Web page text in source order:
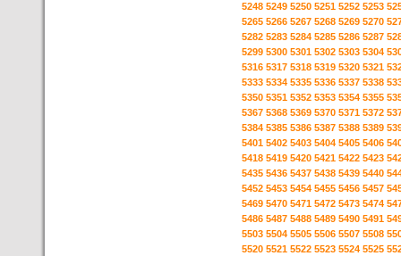
5248 5249 5250 5251 5252 5253
5265 5266 5267 5268 5269 5270
5282 5283 5284 5285 5286 5287
5299 5300 5301 5302 5303 5304
5316 5317 5318 5319 5320 5321
5333 5334 5335 5336 5337 5338
5350 5351 5352 5353 5354 5355
5367 5368 5369 5370 5371 5372
5384 5385 5386 5387 5388 5389
5401 5402 5403 5404 5405 5406
5418 5419 5420 5421 5422 5423
5435 5436 5437 5438 5439 5440
5452 5453 5454 5455 5456 5457
5469 5470 5471 5472 5473 5474
5486 5487 5488 5489 5490 5491
5503 5504 5505 5506 5507 5508
5520 5521 5522 5523 5524 5525